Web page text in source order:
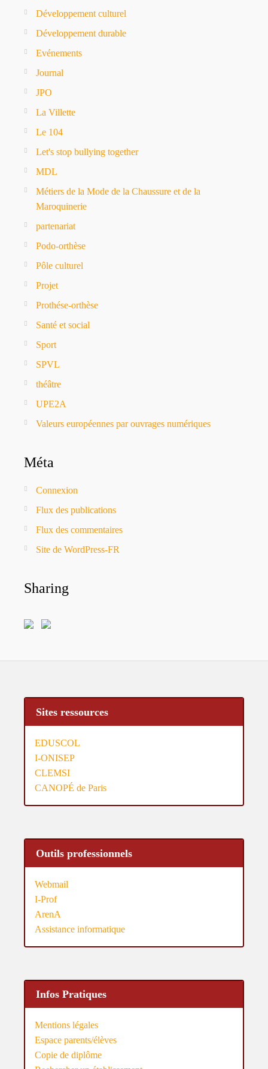
Développement culturel
Développement durable
Evénements
Journal
JPO
La Villette
Le 104
Let's stop bullying together
MDL
Métiers de la Mode de la Chaussure et de la
Maroquinerie
partenariat
Podo-orthèse
Pôle culturel
Projet
Prothése-orthèse
Santé et social
Sport
SPVL
théâtre
UPE2A
Valeurs européennes par ouvrages numériques
Méta
Connexion
Flux des publications
Flux des commentaires
Site de WordPress-FR
Sharing
Sites ressources
EDUSCOL
I-ONISEP
CLEMSI
CANOPÉ de Paris
Outils professionnels
Webmail
I-Prof
ArenA
Assistance informatique
Infos Pratiques
Mentions légales
Espace parents/élèves
Copie de diplôme